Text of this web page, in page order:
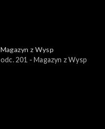
Magazyn z Wysp
odc. 201 - Magazyn z Wysp